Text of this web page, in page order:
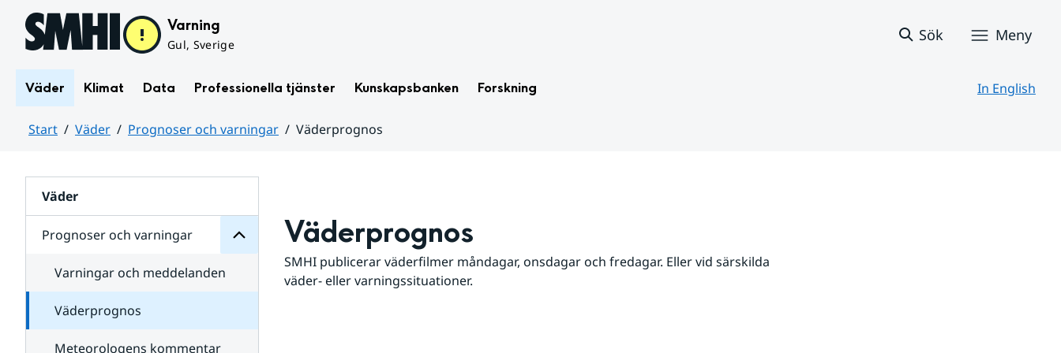
Hoppa till sidans innehåll Varning
Gul, Sverige
Sök Meny
Väder Klimat Data Professionella tjänster Kunskapsbanken Forskning In English
Start Väder Prognoser och varningar
Väderprognos
Väder
Prognoser och varningar
för
varningar
Varningar och meddelanden
Väderprognos
Meteorologens kommentar
Väderprognos
SMHI publicerar väderfilmer måndagar, onsdagar och fredagar. Eller vid särskilda
väder- eller varningssituationer.